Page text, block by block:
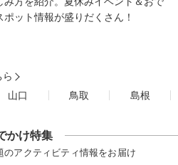
ポット情報が盛りだくさん！
山口 鳥取 島根
かけ特集
のアクティビティ情報をお届け